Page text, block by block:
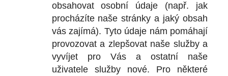
obsahovat osobní údaje (např. jak
procházíte naše stránky a jaký obsah
vás zajímá). Tyto údaje nám pomáhají
provozovat a zlepšovat naše služby a
vyvíjet pro Vás a ostatní naše
uživatele služby nové. Pro některé